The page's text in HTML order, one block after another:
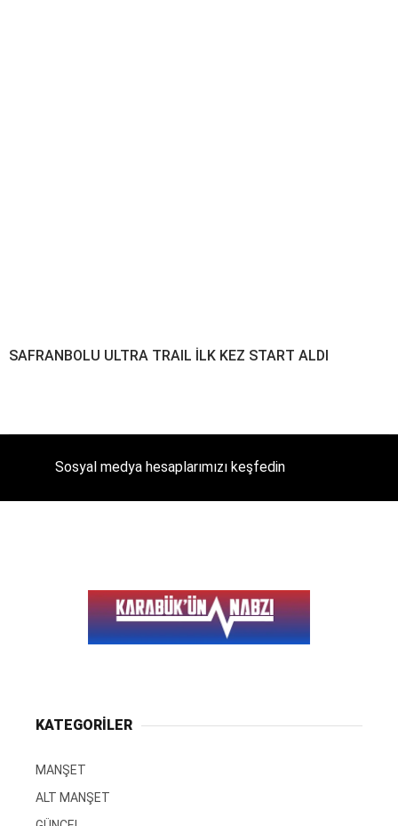
SAFRANBOLU ULTRA TRAIL İLK KEZ START ALDI
Sosyal medya hesaplarımızı keşfedin
KATEGORİLER
MANŞET
ALT MANŞET